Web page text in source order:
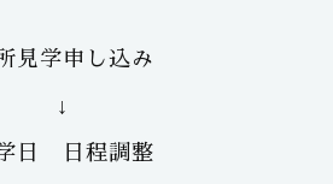
見学申し込み
↓
日 日程調整